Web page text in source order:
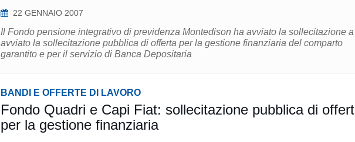
22 GENNAIO 2007
Il Fondo pensione integrativo di previdenza Montedison ha avviato la sollecitazione a
avviato la sollecitazione pubblica di offerta per la gestione finanziaria del comparto
garantito e per il servizio di Banca Depositaria
BANDI E OFFERTE DI LAVORO
Fondo Quadri e Capi Fiat: sollecitazione pubblica di
per la gestione finanziaria